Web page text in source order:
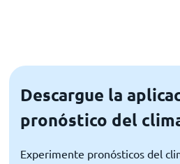
Descargue la
pronóstico del
Experimente pronósticos del